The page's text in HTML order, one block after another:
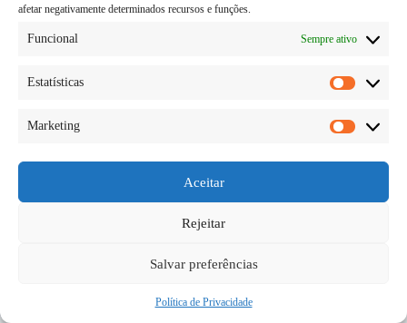
afetar negativamente determinados recursos e funções.
Funcional Sempre ativo
Estatísticas
Marketing
Aceitar
Rejeitar
Salvar preferências
Política de Privacidade
Muitas e muitas histórias são faladas e inventadas
ninguém sabe, só as pessoas de lá dentro e mesmo
assim tem coisas que nem os que são de dentro sabe,
Copyright © 2026 - todos os direitos reservados.